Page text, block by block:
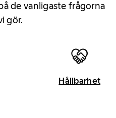
de vanligaste frågorna
gör.
Hållbarhet